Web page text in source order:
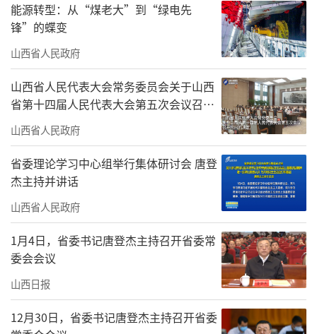
能源转型：从“煤老大”到“绿电先
锋”的蝶变
山西省人民政府
山西省人民代表大会常务委员会关于山西
省第十四届人民代表大会第五次会议召开
时间的决定
山西省人民政府
省委理论学习中心组举行集体研讨会 唐登
杰主持并讲话
山西省人民政府
1月4日，省委书记唐登杰主持召开省委常
委会会议
山西日报
12月30日，省委书记唐登杰主持召开省委